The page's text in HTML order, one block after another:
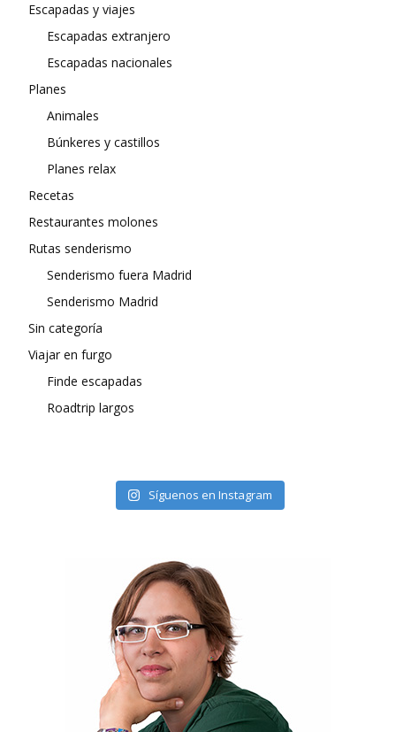
Escapadas y viajes
Escapadas extranjero
Escapadas nacionales
Planes
Animales
Búnkeres y castillos
Planes relax
Recetas
Restaurantes molones
Rutas senderismo
Senderismo fuera Madrid
Senderismo Madrid
Sin categoría
Viajar en furgo
Finde escapadas
Roadtrip largos
Síguenos en Instagram